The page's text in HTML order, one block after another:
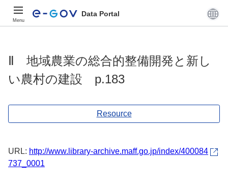
Menu
Data Portal
Ⅱ 地域農業の総合的整備開発と新し
い農村の建設 p.183
Resource
URL: http://www.library-archive.maff.go.jp/index/400084
737_0001